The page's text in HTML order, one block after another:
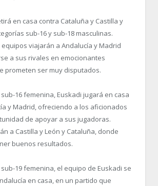
en casa contra Cataluña y Castilla y
sub-16 y sub-18 masculinas.
viajarán a Andalucía y Madrid
a sus rivales en emocionantes
prometen ser muy disputados.
16 femenina, Euskadi jugará en casa
y Madrid, ofreciendo a los aficionados
de apoyar a sus jugadoras.
a Castilla y León y Cataluña, donde
buenos resultados.
19 femenina, el equipo de Euskadi se
en casa, en un partido que